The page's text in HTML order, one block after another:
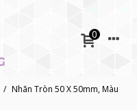
0
/ Nhãn Tròn 50 X 50mm, Màu